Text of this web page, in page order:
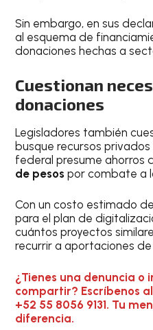
Sin embargo, en sus
al esquema de
donaciones hechas a
Cuestionan
donaciones
Legisladores también
busque recursos
federal presume ahorros
de pesos por combate a
Con un costo estimado de
para el plan de
cuántos proyectos
recurrir a aportaciones
¿Tienes una denuncia o
compartir? Escríbenos
+52 55 8056 9131. Tu
diferencia.